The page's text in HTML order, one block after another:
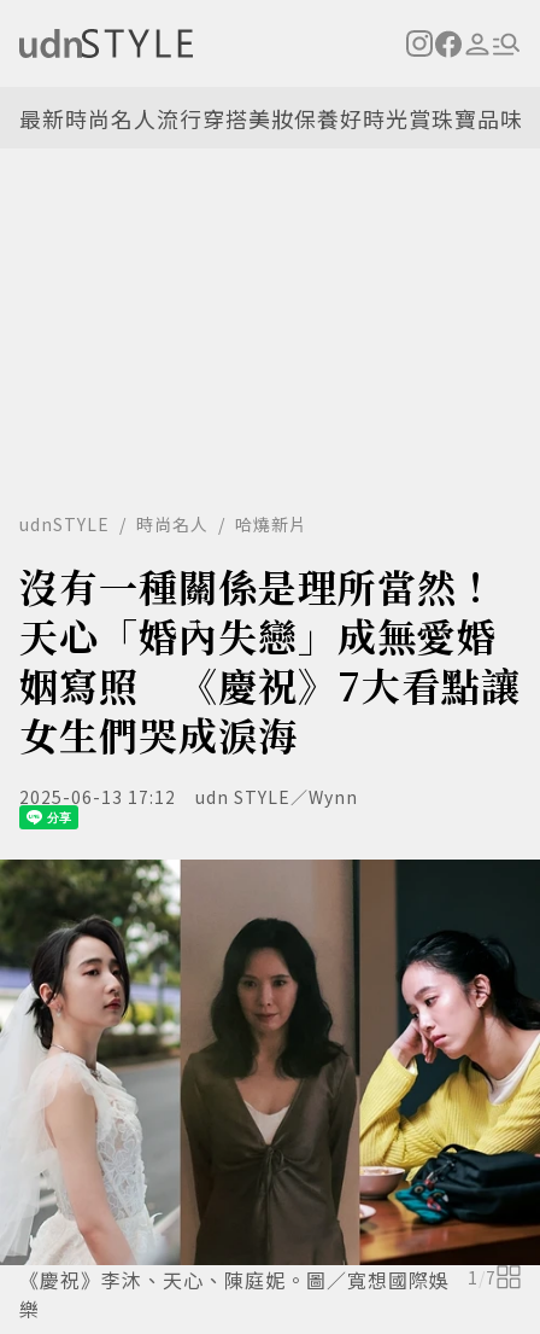
最新時尚名人流行穿搭美妝保養好時光賞珠寶品味
udnSTYLE 時尚名人 哈燒新片
沒有一種關係是理所當然！
天心「婚內失戀」成無愛婚
姻寫照 《慶祝》7大看點讓
女生們哭成淚海
2025-06-13 17:12 udn STYLE／Wynn
《慶祝》李沐、天心、陳庭妮。圖／寬想國際娛
樂
1/7